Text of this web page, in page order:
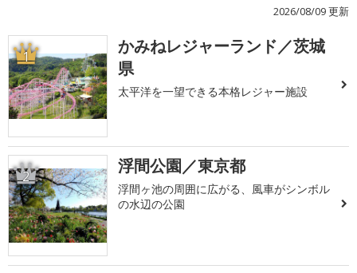
2026/08/09 更新
1
かみねレジャーランド／茨城
県
太平洋を一望できる本格レジャー施設
2 浮間公園／東京都
浮間ヶ池の周囲に広がる、風車がシンボル
の水辺の公園